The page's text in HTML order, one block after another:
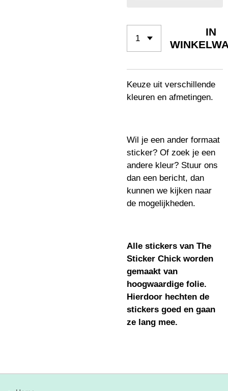
IN
Keuze uit verschillende
kleuren en afmetingen.
Wil je een ander formaat
sticker? Of zoek je een
andere kleur? Stuur ons
dan een bericht, dan
kunnen we kijken naar
de mogelijkheden.
Alle stickers van The
Sticker Chick worden
gemaakt van
hoogwaardige folie.
Hierdoor hechten de
stickers goed en gaan
ze lang mee.